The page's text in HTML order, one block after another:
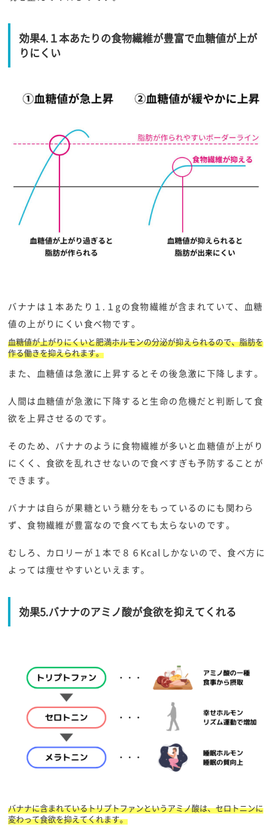
効果4.１本あたりの食物繊維が豊富で血糖値が上が
りにくい
バナナは１本あたり１.１gの食物繊維が含まれていて、血糖
値の上がりにくい食べ物です。
血糖値が上がりにくいと肥満ホルモンの分泌が抑えられるので、脂肪を
作る働きを抑えられます。
また、血糖値は急激に上昇するとその後急激に下降します。
人間は血糖値が急激に下降すると生命の危機だと判断して食
欲を上昇させるのです。
そのため、バナナのように食物繊維が多いと血糖値が上がり
にくく、食欲を乱れさせないので食べすぎも予防することが
できます。
バナナは自らが果糖という糖分をもっているのにも関わら
ず、食物繊維が豊富なので食べても太らないのです。
むしろ、カロリーが１本で８６Kcalしかないので、食べ方に
よっては痩せやすいといえます。
効果5.バナナのアミノ酸が食欲を抑えてくれる
バナナに含まれているトリプトファンというアミノ酸は、セロトニンに
変わって食欲を抑えてくれます。